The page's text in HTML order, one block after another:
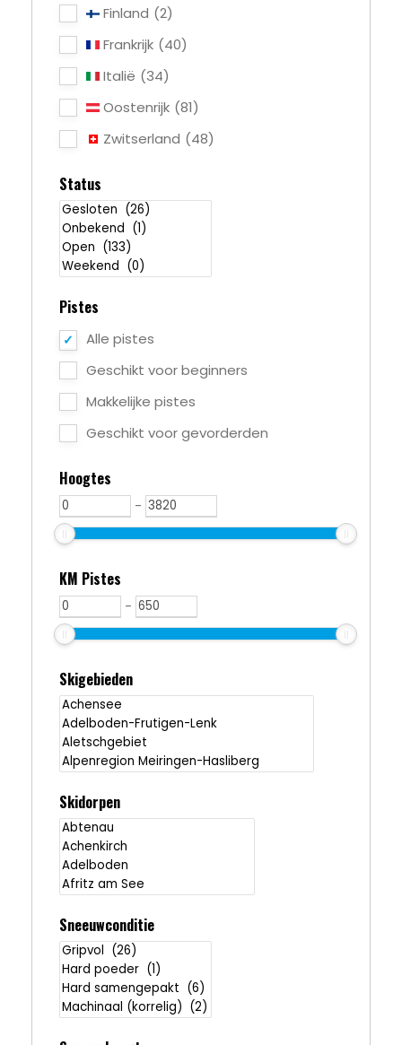
Finland (2)
Frankrijk (40)
Italië (34)
Oostenrijk (81)
Zwitserland (48)
Status
Pistes
Alle pistes
Geschikt voor beginners
Makkelijke pistes
Geschikt voor gevorderden
Hoogtes
-
KM Pistes
-
Skigebieden
Skidorpen
Sneeuwconditie